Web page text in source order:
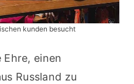
kunden besucht
einen
Russland zu